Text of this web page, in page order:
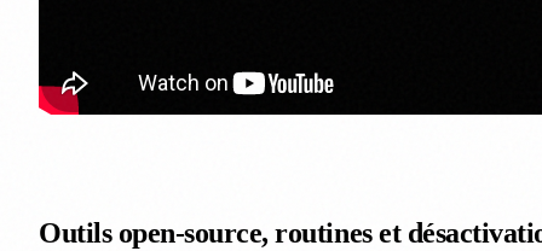
Outils open-source, routines et